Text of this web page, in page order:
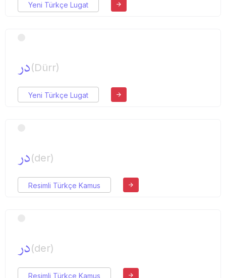
Yeni Türkçe Lugat
در(Dürr)
Yeni Türkçe Lugat
در(der)
Resimli Türkçe Kamus
در(der)
Resimli Türkçe Kamus